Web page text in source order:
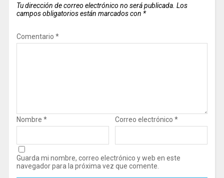
Tu dirección de correo electrónico no será publicada. Los
campos obligatorios están marcados con *
Comentario *
Nombre * Correo electrónico *
Guarda mi nombre, correo electrónico y web en este
navegador para la próxima vez que comente.